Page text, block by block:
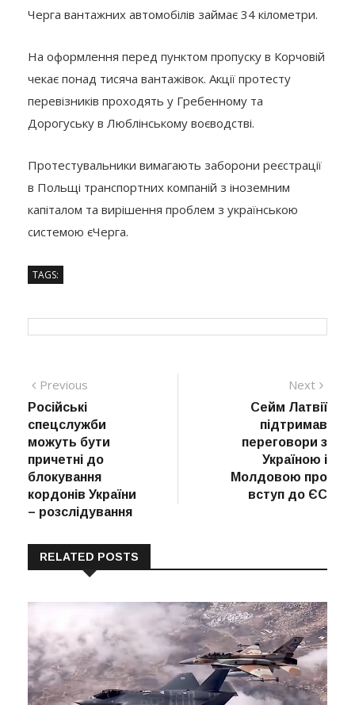
Черга вантажних автомобілів займає 34 кілометри.
На оформлення перед пунктом пропуску в Корчовій
чекає понад тисяча вантажівок. Акції протесту
перевізників проходять у Гребенному та
Дорогуську в Люблінському воєводстві.
Протестувальники вимагають заборони реєстрації
в Польщі транспортних компаній з іноземним
капіталом та вирішення проблем з українською
системою єЧерга.
TAGS:
Навігація
записів
Previous
Російські
спецслужби
можуть бути
причетні до
блокування
кордонів України
– розслідування
Next
post:
Сейм Латвії
підтримав
переговори з
Україною і
Молдовою про
вступ до ЄС
RELATED POSTS